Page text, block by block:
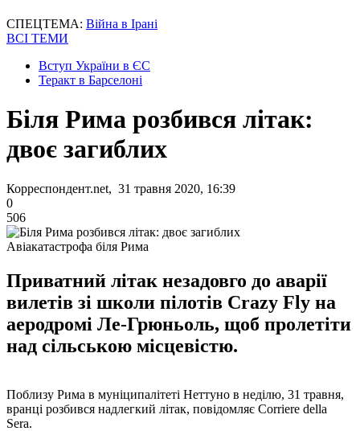
СПЕЦТЕМА: Війна в Ірані
ВСІ ТЕМИ
Вступ України в ЄС
Теракт в Барселоні
Біля Рима розбився літак:
двоє загиблих
Корреспондент.net, 31 травня 2020, 16:39
0
506
Авіакатастрофа біля Рима
Приватний літак незадовго до аварії
вилетів зі школи пілотів Crazy Fly на
аеродромі Ле-Грюньоль, щоб пролетіти
над сільською місцевістю.
Поблизу Рима в муніципалітеті Неттуно в неділю, 31 травня,
вранці розбився надлегкий літак, повідомляє Corriere della
Sera.